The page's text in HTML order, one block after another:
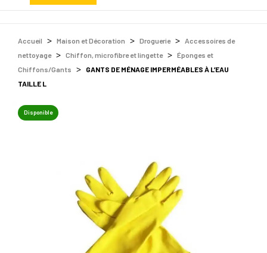
Accueil Maison et Décoration Droguerie
Accessoires de
nettoyage
Chiffon, microfibre et lingette
Éponges et
Chiffons/Gants
GANTS DE MÉNAGE IMPERMÉABLES À L’EAU
TAILLE L
Disponible